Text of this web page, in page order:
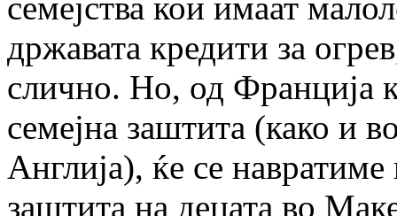
семејства кои имаат
државата кредити за
слично. Но, од Франција
семејна заштита (како и
Англија), ќе се
заштита на децата во